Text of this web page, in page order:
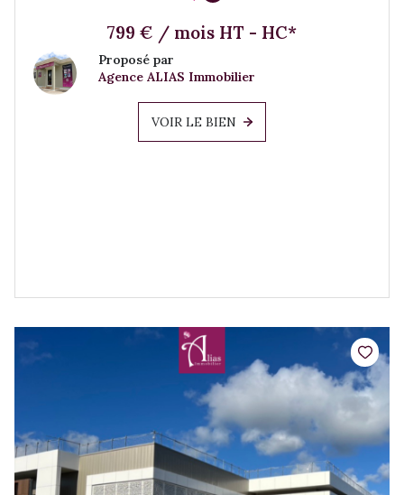
799 € / mois HT - HC*
Proposé par
Agence ALIAS Immobilier
VOIR LE BIEN